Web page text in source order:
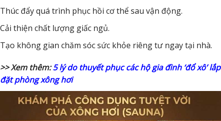
Thúc đẩy quá trình phục hồi cơ thể sau vận động.
Cải thiện chất lượng giấc ngủ.
Tạo không gian chăm sóc sức khỏe riêng tư ngay tại nhà.
>> Xem thêm:5 lý do thuyết phục các hộ gia đình ‘đổ xô’ lắp
đặt phòng xông hơi